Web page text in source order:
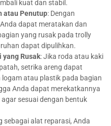
kuat dan stabil.
atau Penutup: Dengan
dapat meratakan dan
yang rusak pada trolly
dapat dipulihkan.
yang Rusak: Jika roda atau kaki
setrika areng dapat
atau plastik pada bagian
Anda dapat merekatkannya
sesuai dengan bentuk
sebagai alat reparasi, Anda